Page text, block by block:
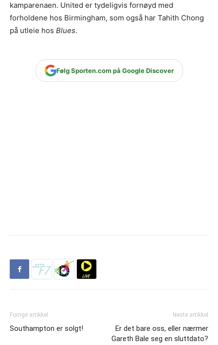
kamparenaen. United er tydeligvis fornøyd med
forholdene hos Birmingham, som også har Tahith Chong
på utleie hos Blues.
Følg Sporten.com på Google Discover
Forrige artikkel
Southampton er solgt!
Neste artikkel
Er det bare oss, eller nærmer
Gareth Bale seg en sluttdato?